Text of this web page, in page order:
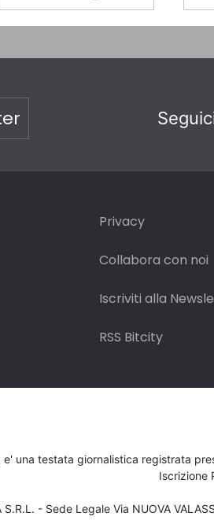
Privacy
Collabora con noi
Iscriviti alla
RSS Bitcity
e' una testata giornalistica registrata
Iscrizione
S.R.L. - Sede Legale Via NUOVA